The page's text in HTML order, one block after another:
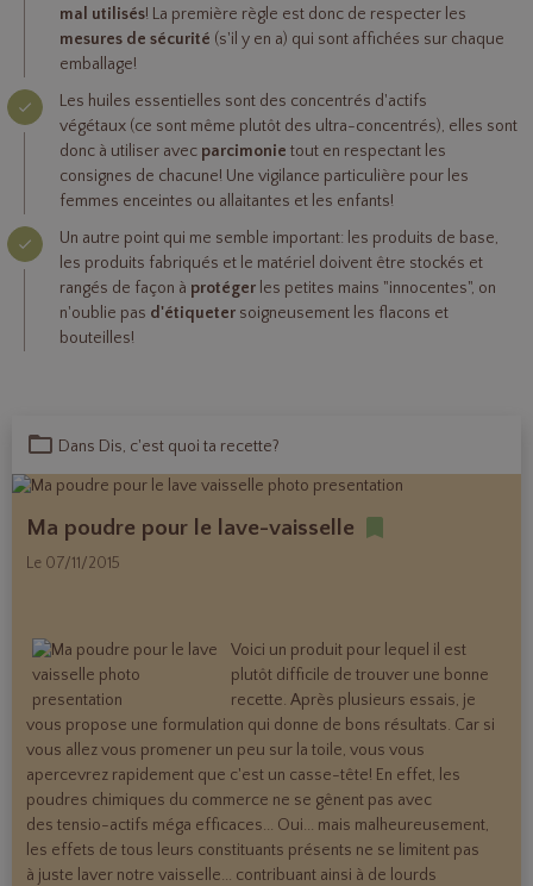
mal utilisés! La première règle est donc de respecter les
mesures de sécurité (s'il y en a) qui sont affichées sur chaque
emballage!
Les huiles essentielles sont des concentrés d'actifs
végétaux (ce sont même plutôt des ultra-concentrés), elles sont
donc à utiliser avec parcimonie tout en respectant les
consignes de chacune! Une vigilance particulière pour les
femmes enceintes ou allaitantes et les enfants!
Un autre point qui me semble important: les produits de base,
les produits fabriqués et le matériel doivent être stockés et
rangés de façon à protéger les petites mains "innocentes", on
n'oublie pas d'étiqueter soigneusement les flacons et
bouteilles!
Dans Dis, c'est quoi ta recette?
Ma poudre pour le lave-vaisselle
Le 07/11/2015
Voici un produit pour lequel il est
plutôt difficile de trouver une bonne
recette. Après plusieurs essais, je
vous propose une formulation qui donne de bons résultats. Car si
vous allez vous promener un peu sur la toile, vous vous
apercevrez rapidement que c'est un casse-tête! En effet, les
poudres chimiques du commerce ne se gênent pas avec
des tensio-actifs méga efficaces... Oui... mais malheureusement,
les effets de tous leurs constituants présents ne se limitent pas
à juste laver notre vaisselle... contribuant ainsi à de lourds